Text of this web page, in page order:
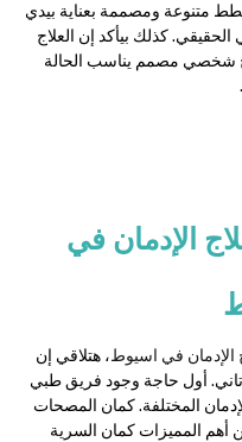
متنوعة ومصممة بعناية بيدي
كذلك بيأكد إن العلاج
شخصي مصمم يناسب الحالة
الإدمان في
في اسيوط، هتلاقي إن
أول حاجة وجود فريق طبي
المختلفة. كمان المصحات
أهم المميزات كمان السرية